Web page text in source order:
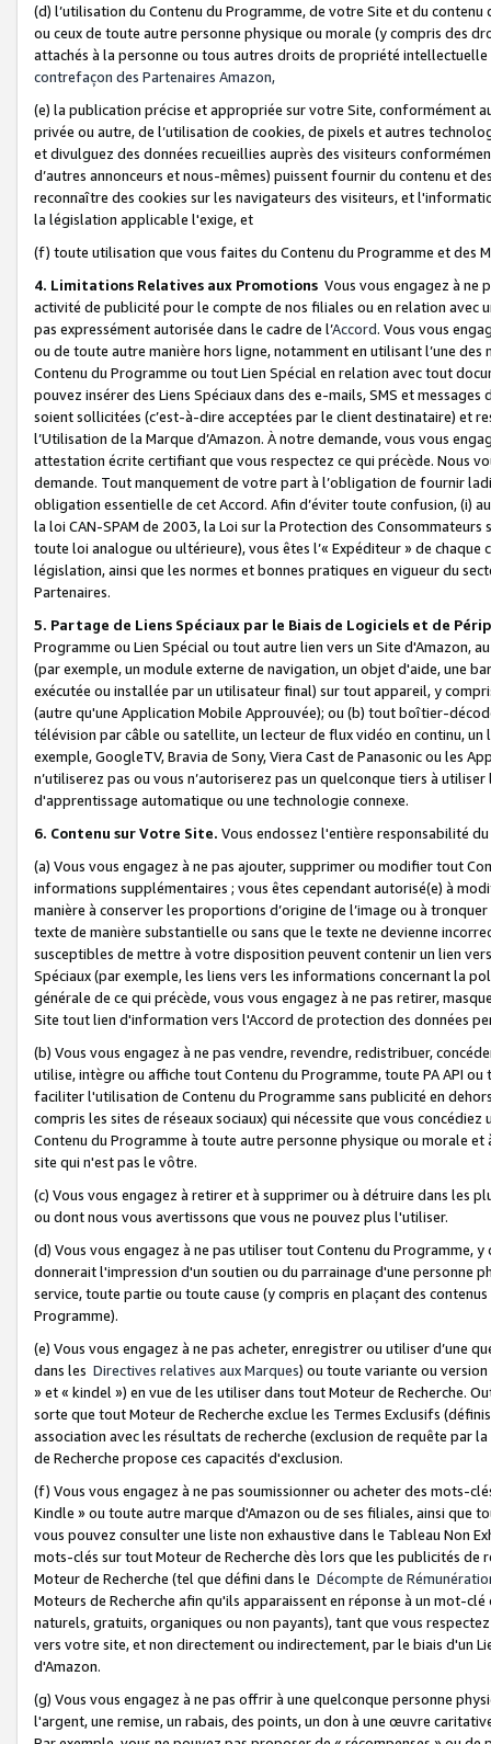
(d) l’utilisation du Contenu du Programme, de votre Site et du
ou ceux de toute autre personne physique ou morale (y compris des
attachés à la personne ou tous autres droits de propriété
contrefaçon des Partenaires Amazon,
(e) la publication précise et appropriée sur votre Site, conformément
privée ou autre, de l’utilisation de cookies, de pixels et autres
et divulguez des données recueillies auprès des visiteurs
d’autres annonceurs et nous-mêmes) puissent fournir du contenu et
reconnaître des cookies sur les navigateurs des visiteurs, et
la législation applicable l'exige, et
(f) toute utilisation que vous faites du Contenu du Programme et des
4. Limitations Relatives aux Promotions Vous vous engagez à ne
activité de publicité pour le compte de nos filiales ou en relation avec
pas expressément autorisée dans le cadre de l’Accord. Vous vous
ou de toute autre manière hors ligne, notamment en utilisant l’une
Contenu du Programme ou tout Lien Spécial en relation avec tout
pouvez insérer des Liens Spéciaux dans des e-mails, SMS et
soient sollicitées (c’est-à-dire acceptées par le client destinataire) et
l’Utilisation de la Marque d’Amazon. À notre demande, vous vous
attestation écrite certifiant que vous respectez ce qui précède. Nous
demande. Tout manquement de votre part à l’obligation de fournir
obligation essentielle de cet Accord. Afin d’éviter toute confusion, (i)
la loi CAN-SPAM de 2003, la Loi sur la Protection des
toute loi analogue ou ultérieure), vous êtes l’« Expéditeur » de
législation, ainsi que les normes et bonnes pratiques en vigueur du
Partenaires.
5. Partage de Liens Spéciaux par le Biais de Logiciels et de
Programme ou Lien Spécial ou tout autre lien vers un Site d'Amazon,
(par exemple, un module externe de navigation, un objet d'aide, une
exécutée ou installée par un utilisateur final) sur tout appareil, y
(autre qu'une Application Mobile Approuvée); ou (b) tout boîtier-
télévision par câble ou satellite, un lecteur de flux vidéo en continu,
exemple, GoogleTV, Bravia de Sony, Viera Cast de Panasonic ou les
n’utiliserez pas ou vous n’autoriserez pas un quelconque tiers à
d'apprentissage automatique ou une technologie connexe.
6. Contenu sur Votre Site. Vous endossez l'entière responsabilité
(a) Vous vous engagez à ne pas ajouter, supprimer ou modifier tout
informations supplémentaires ; vous êtes cependant autorisé(e) à
manière à conserver les proportions d’origine de l’image ou à
texte de manière substantielle ou sans que le texte ne devienne
susceptibles de mettre à votre disposition peuvent contenir un lien
Spéciaux (par exemple, les liens vers les informations concernant la
générale de ce qui précède, vous vous engagez à ne pas retirer,
Site tout lien d'information vers l'Accord de protection des données
(b) Vous vous engagez à ne pas vendre, revendre, redistribuer,
utilise, intègre ou affiche tout Contenu du Programme, toute PA API
faciliter l'utilisation de Contenu du Programme sans publicité en
compris les sites de réseaux sociaux) qui nécessite que vous
Contenu du Programme à toute autre personne physique ou morale
site qui n'est pas le vôtre.
(c) Vous vous engagez à retirer et à supprimer ou à détruire dans les
ou dont nous vous avertissons que vous ne pouvez plus l'utiliser.
(d) Vous vous engagez à ne pas utiliser tout Contenu du Programme,
donnerait l'impression d'un soutien ou du parrainage d'une personne
service, toute partie ou toute cause (y compris en plaçant des
Programme).
(e) Vous vous engagez à ne pas acheter, enregistrer ou utiliser d’une
dans les Directives relatives aux Marques) ou toute variante ou
» et « kindel ») en vue de les utiliser dans tout Moteur de Recherche.
sorte que tout Moteur de Recherche exclue les Termes Exclusifs
association avec les résultats de recherche (exclusion de requête
de Recherche propose ces capacités d'exclusion.
(f) Vous vous engagez à ne pas soumissionner ou acheter des mots-
Kindle » ou toute autre marque d'Amazon ou de ses filiales, ainsi que
vous pouvez consulter une liste non exhaustive dans le Tableau Non
mots-clés sur tout Moteur de Recherche dès lors que les publicités de
Moteur de Recherche (tel que défini dans le Décompte de
Moteurs de Recherche afin qu'ils apparaissent en réponse à un mot-
naturels, gratuits, organiques ou non payants), tant que vous
vers votre site, et non directement ou indirectement, par le biais d'un
d'Amazon.
(g) Vous vous engagez à ne pas offrir à une quelconque personne
l'argent, une remise, un rabais, des points, un don à une œuvre